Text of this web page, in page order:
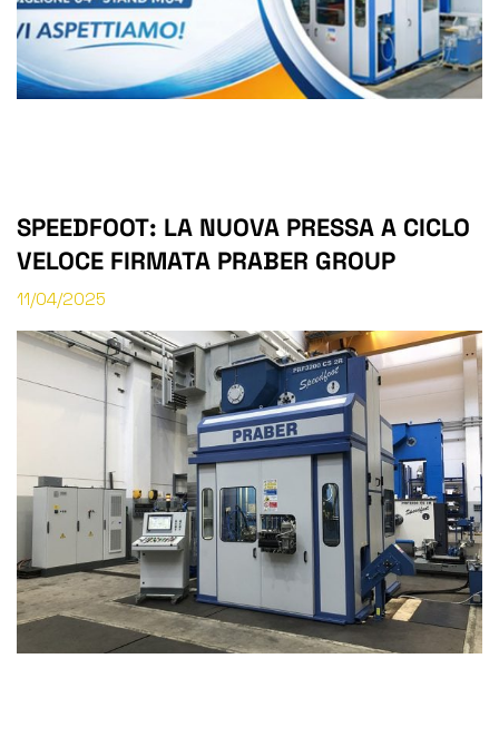
SPEEDFOOT: LA NUOVA PRESSA A CICLO
VELOCE FIRMATA PRABER GROUP
11/04/2025